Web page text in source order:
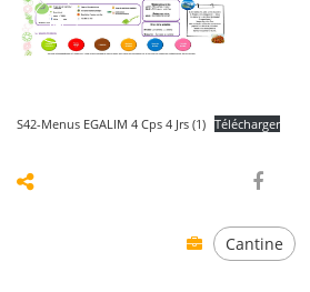
S42-Menus EGALIM 4 Cps 4 Jrs (1) Télécharger
Cantine